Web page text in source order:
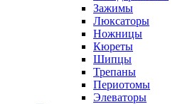
Зажимы
Люксаторы
Ножницы
Кюреты
Шипцы
Трепаны
Периотомы
Элеваторы